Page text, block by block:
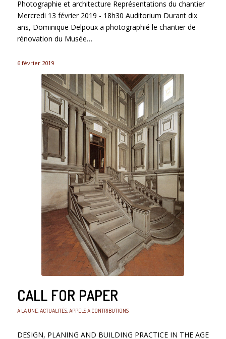
Photographie et architecture Représentations du chantier
Mercredi 13 février 2019 - 18h30 Auditorium Durant dix
ans, Dominique Delpoux a photographié le chantier de
rénovation du Musée…
6 février 2019
CALL FOR PAPER
À LA UNE, ACTUALITÉS, APPELS À CONTRIBUTIONS
DESIGN, PLANING AND BUILDING PRACTICE IN THE AGE